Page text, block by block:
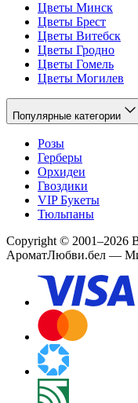
Цветы Минск
Цветы Брест
Цветы Витебск
Цветы Гродно
Цветы Гомель
Цветы Могилев
Популярные категории
Розы
Герберы
Орхидеи
Гвоздики
VIP Букеты
Тюльпаны
Copyright © 2001–2026
АроматЛюбви.бел —